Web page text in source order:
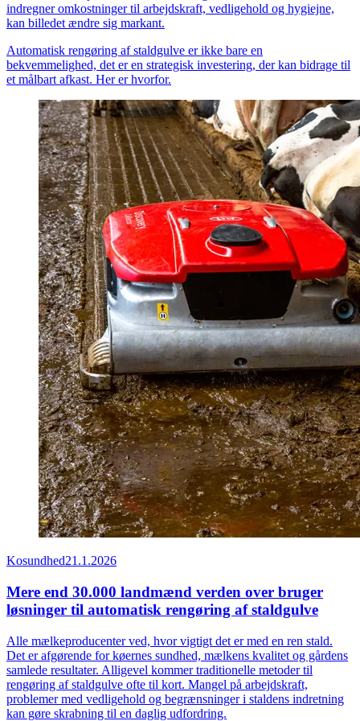
indregner omkostninger til arbejdskraft, vedligehold og hygiejne,
kan billedet ændre sig markant.
Automatisk rengøring af staldgulve er ikke bare en
bekvemmelighed, det er en strategisk investering, der kan bidrage til
et målbart afkast. Her er hvorfor.
Kosundhed21.1.2026
Mere end 30.000 landmænd verden over bruger
løsninger til automatisk rengøring af staldgulve
Alle mælkeproducenter ved, hvor vigtigt det er med en ren stald.
Det er afgørende for køernes sundhed, mælkens kvalitet og gårdens
samlede resultater. Alligevel kommer traditionelle metoder til
rengøring af staldgulve ofte til kort. Mangel på arbejdskraft,
problemer med vedligehold og begrænsninger i staldens indretning
kan gøre skrabning til en daglig udfordring.